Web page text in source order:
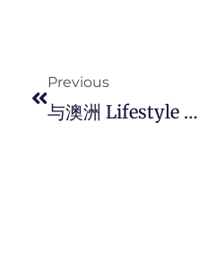
Previous
与澳洲 Lifestyle 品牌 Deus Ex Machina 建立合作关系，Breitling 推出 TOP TIME DEUS 限量版腕表。